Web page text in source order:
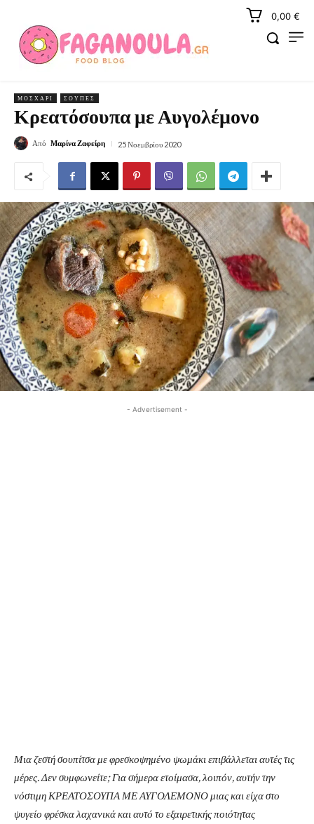
0,00 €
ΜΟΣΧΆΡΙ ΣΟΎΠΕΣ
Κρεατόσουπα με Αυγολέμονο
Από Μαρίνα Ζαφείρη 25 Νοεμβρίου 2020
- Advertisement -
Μια ζεστή σουπίτσα με φρεσκοψημένο ψωμάκι επιβάλλεται αυτές τις
μέρες. Δεν συμφωνείτε; Για σήμερα ετοίμασα, λοιπόν, αυτήν την
νόστιμη ΚΡΕΑΤΟΣΟΥΠΑ ΜΕ ΑΥΓΟΛΕΜΟΝΟ μιας και είχα στο
ψυγείο φρέσκα λαχανικά και αυτό το εξαιρετικής ποιότητας